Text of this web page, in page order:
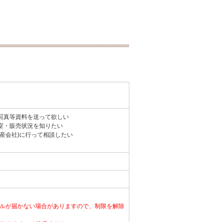
真等資料を送って欲しい
・販売状況を知りたい
会社)に行って相談したい
が届かない場合がありますので、制限を解除